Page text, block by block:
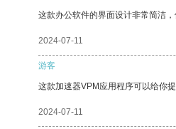
这款办公软件的界面设计非常简洁
2024-07-11
游客
这款加速器VPM应用程序可以给你
2024-07-11